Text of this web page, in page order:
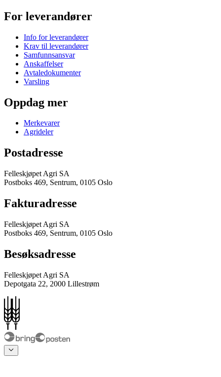
For leverandører
Info for leverandører
Krav til leverandører
Samfunnsansvar
Anskaffelser
Avtaledokumenter
Varsling
Oppdag mer
Merkevarer
Agrideler
Postadresse
Felleskjøpet Agri SA
Postboks 469, Sentrum, 0105 Oslo
Fakturadresse
Felleskjøpet Agri SA
Postboks 469, Sentrum, 0105 Oslo
Besøksadresse
Felleskjøpet Agri SA
Depotgata 22, 2000 Lillestrøm